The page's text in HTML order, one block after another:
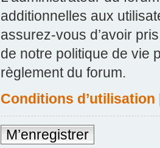
additionnelles aux
assurez-vous d’avoir
de notre politique de vie
règlement du forum.
Conditions d’utilisation
M’enregistrer